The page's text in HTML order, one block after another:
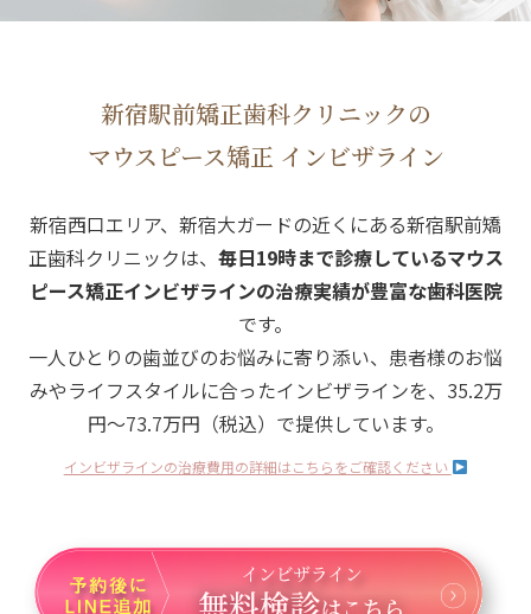
新宿駅前矯正歯科クリニックの
マウスピース矯正 インビザライン
新宿西口エリア、新宿大ガードの近くにある新宿駅前矯
正歯科クリニックは、 毎日19時まで診療しているマウス
ピース矯正インビザラインの治療実績が豊富な歯科医院
です。
一人ひとりの歯並びのお悩みに寄り添い、患者様のお悩
みやライフスタイルに合ったインビザラインを、 35.2万
円～73.7万円（税込）で提供しています。
インビザラインの治療費用の詳細はこちらをご確認ください